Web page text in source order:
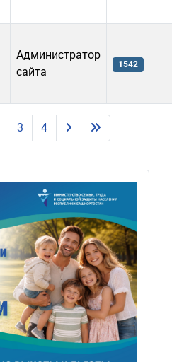
Администратор
сайта
1542
3 4